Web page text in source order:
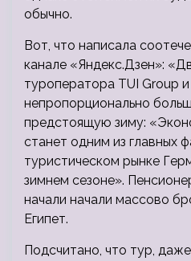
обычно.
Вот, что написала
канале «Яндекс.Дзен»:
туроператора TUI Group
непропорционально
предстоящую зиму:
станет одним из главных
туристическом рынке
зимнем сезоне».
начали начали массово
Египет.
Подсчитано, что тур,